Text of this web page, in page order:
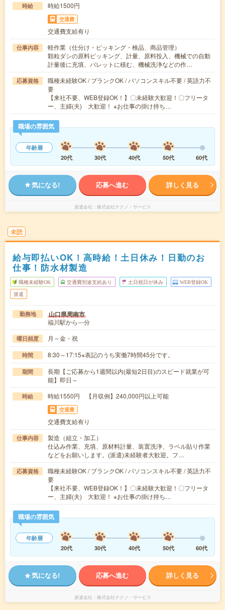
時給 時給1500円
交通費
交通費支給有り
仕事内容
軽作業（仕分け・ピッキング・検品、商品管理）
顆粒ダシの原料ピッキング、計量、原料投入、機械での自動
計量後に充填、パレットに積む、機械洗浄などの作…
応募資格
職種未経験OK / ブランクOK / パソコンスキル不要 / 英語力不
要
【来社不要、WEB登録OK！】〇未経験大歓迎！〇フリータ
ー、主婦(夫) 大歓迎！ ※お仕事の掛け持ち…
職場の雰囲気
年齢層
20代
30代 40代 50代 60代
気になる! 応募へ進む 詳しく見る
派遣会社 株式会社テクノ・サービス
未読
給与即払いOK！高時給！土日休み！日勤のお
仕事！防水材製造
職種未経験OK 交通費別途支給あり 土日祝日が休み WEB登録OK
派遣
勤務地 山口県周南市
福川駅から---分
曜日頻度 月～金・祝
時間 8:30～17:15※表記のうち実働7時間45分です。
期間
長期【ご応募から1週間以内(最短2日目)のスピード就業が可
能】即日～
時給 時給1550円 【月収例】240,000円以上可能
交通費
交通費支給有り
仕事内容
製造（組立・加工）
仕込み作業、充填、原材料計量、装置洗浄、ラベル貼り作業
などをお願いします。(派遣)未経験者大歓迎。フ…
応募資格
職種未経験OK / ブランクOK / パソコンスキル不要 / 英語力不
要
【来社不要、WEB登録OK！】〇未経験大歓迎！〇フリータ
ー、主婦(夫) 大歓迎！ ※お仕事の掛け持ち…
職場の雰囲気
年齢層
20代
30代 40代 50代 60代
気になる! 応募へ進む 詳しく見る
派遣会社 株式会社テクノ・サービス